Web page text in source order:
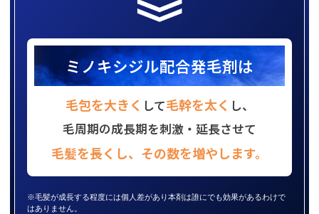
ミノキシジル配合発毛剤は
毛包を大きく して毛幹を太く し、
毛周期の成長期を刺激・延長させて
毛髪を長くし、その数を増やします。
※毛髪が成長する程度には個人差があり本剤は誰にでも効果があるわけで
はありません。